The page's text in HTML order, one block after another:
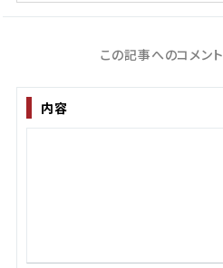
この記事へのコメン
内容